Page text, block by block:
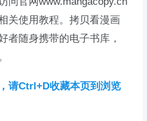
关使用教程。拷贝看漫画
者随身携带的电子书库，
请Ctrl+D收藏本页到浏览